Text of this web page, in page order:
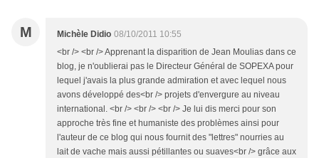
M Michèle Didio 08/10/2011 10:55
<br /> <br /> Apprenant la disparition de Jean Moulias dans ce
blog, je n'oublierai pas le Directeur Général de SOPEXA pour
lequel j'avais la plus grande admiration et avec lequel nous
avons développé des<br /> projets d'envergure au niveau
international. <br /> <br /> <br /> Je lui dis merci pour son
approche très fine et humaniste des problèmes ainsi pour
l'auteur de ce blog qui nous fournit des "lettres" nourries au
lait de vache mais aussi pétillantes ou suaves<br /> grâce aux